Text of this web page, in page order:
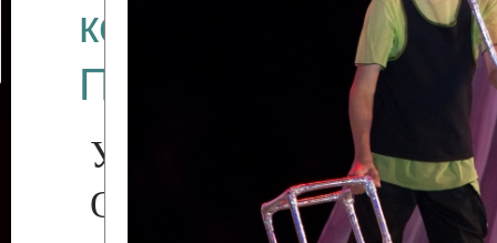
коллективов
Приднестровского
Участники фестиваля:
Образцовый